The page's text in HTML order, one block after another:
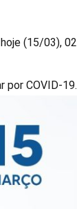
(15/03), 02
por COVID-19.